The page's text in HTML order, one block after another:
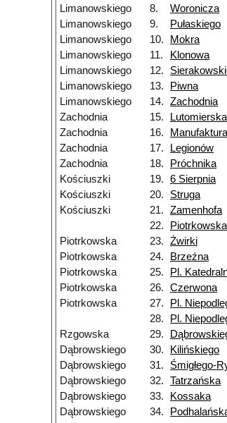
Limanowskiego
8. Woronicza
Limanowskiego
9. Pułaskiego
Limanowskiego
10. Mokra
Limanowskiego
11. Klonowa
Limanowskiego
12.
Limanowskiego
13. Piwna
Limanowskiego
14. Zachodnia
Zachodnia
15. Lutomierska
Zachodnia
16. Manufaktura
Zachodnia
17. Legionów
Zachodnia
18. Próchnika
Kościuszki
19. 6 Sierpnia
Kościuszki
20. Struga
Kościuszki
21. Zamenhofa
22.
Piotrkowska
23. Żwirki
Piotrkowska
24. Brzeźna
Piotrkowska
25. Pl.
Piotrkowska
26. Czerwona
Piotrkowska
27. Pl.
28.
Pl.
Rzgowska
29.
Dąbrowskiego
30. Kilińskiego
Dąbrowskiego
31. Śmigłego-
Dąbrowskiego
32. Tatrzańska
Dąbrowskiego
33. Kossaka
Dąbrowskiego
34.